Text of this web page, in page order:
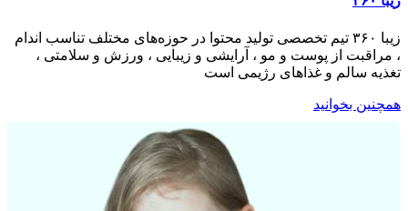
زیبا ۳۶۰ تیم تخصصی تولید محتوا در حوزه‌های مختلف تناسب اندام
، مراقبت از پوست و مو ، آرایشی و زیبایی ، ورزش و سلامتی ،
تغذیه سالم و غذاهای رژیمی است
همچنین بخوانید